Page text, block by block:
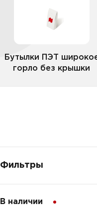
Бутылки ПЭТ
горло без крышки
горло без крышки
Бутылки ПЭТ
горло без
Все
Фильтры
В наличии